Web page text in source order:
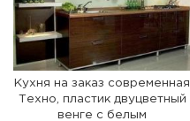
Кухня на заказ современная
Техно, пластик двуцветный
венге с белым